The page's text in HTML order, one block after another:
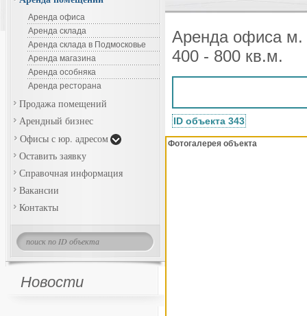
Аренда офиса
Аренда склада
Аренда склада в Подмосковье
Аренда магазина
Аренда особняка
Аренда ресторана
Продажа помещений
Арендный бизнес
Офисы с юр. адресом
Оставить заявку
Справочная информация
Вакансии
Контакты
Новости
Аренда офиса
400 - 800 кв.м.
ID объекта 343
Фотогалерея объекта